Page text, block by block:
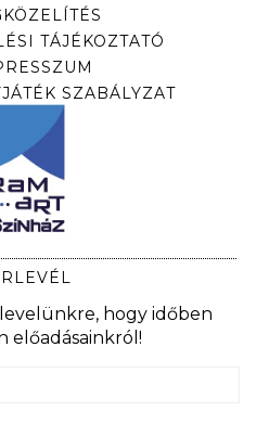
TÁJÉKOZTATÓ
SZABÁLYZAT
hogy időben
előadásainkról!